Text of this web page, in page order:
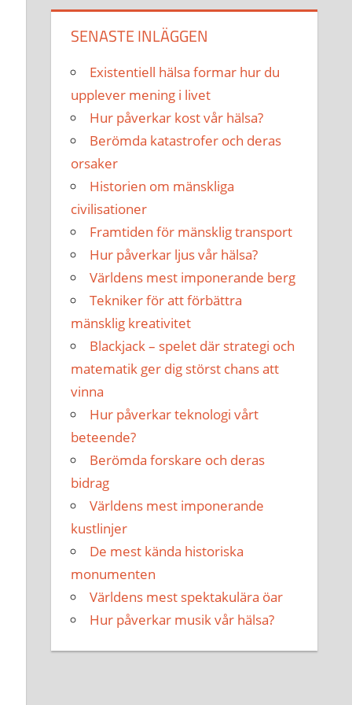
SENASTE INLÄGGEN
Existentiell hälsa formar hur du
upplever mening i livet
Hur påverkar kost vår hälsa?
Berömda katastrofer och deras
orsaker
Historien om mänskliga
civilisationer
Framtiden för mänsklig transport
Hur påverkar ljus vår hälsa?
Världens mest imponerande berg
Tekniker för att förbättra
mänsklig kreativitet
Blackjack – spelet där strategi och
matematik ger dig störst chans att
vinna
Hur påverkar teknologi vårt
beteende?
Berömda forskare och deras
bidrag
Världens mest imponerande
kustlinjer
De mest kända historiska
monumenten
Världens mest spektakulära öar
Hur påverkar musik vår hälsa?